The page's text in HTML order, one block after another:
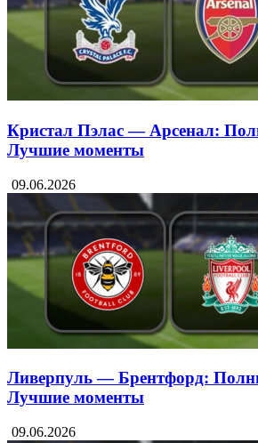
Кристал Пэлас — Арсенал:
Лучшие моменты
09.06.2026
Ливерпуль — Брентфорд:
Лучшие моменты
09.06.2026